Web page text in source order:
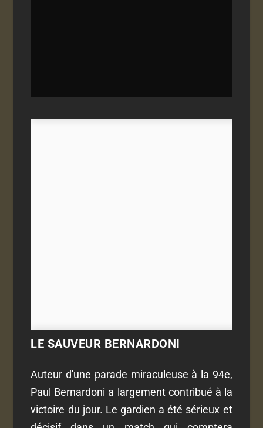
LE SAUVEUR BERNARDONI
Auteur d'une parade miraculeuse à la 94e,
Paul Bernardoni a largement contribué à la
victoire du jour. Le gardien a été sérieux et